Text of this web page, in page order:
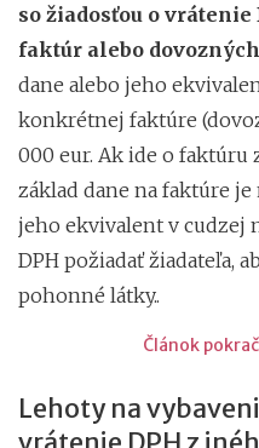
so žiadosťou o
faktúr alebo
dane alebo jeho
konkrétnej faktúre
000 eur. Ak ide o faktúru
základ dane na faktúre
jeho ekvivalent v cudzej
DPH požiadať žiadateľa,
pohonné látky..
Článok
Lehoty na